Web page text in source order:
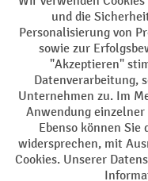
Impressum
Barrierefreiheit
Alle Preise exkl. gesetzl.
Nachnahmegebühren,
¹ Der Rabatt gilt so lange